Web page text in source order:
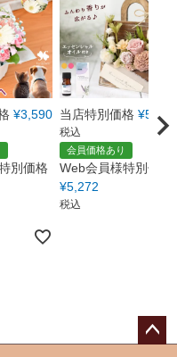
¥3,590
別価格
当店特別価格 ¥5,550
税込
会員価格あり
Web会員様特別価格
¥5,272
税込